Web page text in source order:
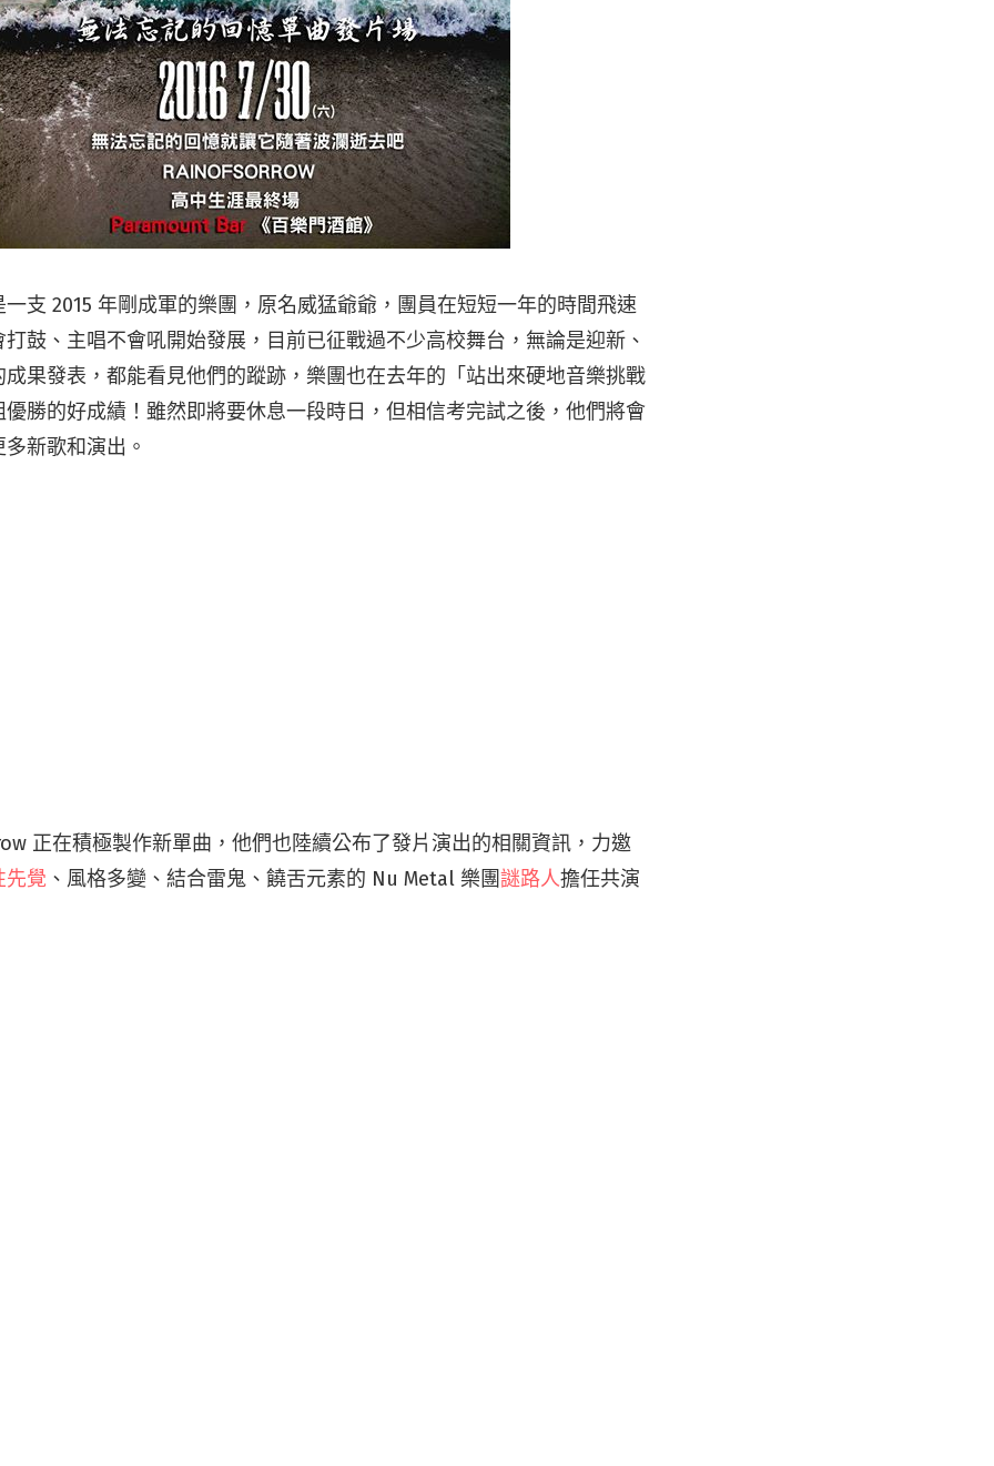
支 2015 年剛成軍的樂團，原名威猛爺爺，團員在短短一年的時間飛速
鼓、主唱不會吼開始發展，目前已征戰過不少高校舞台，無論是迎新、
果發表，都能看見他們的蹤跡，樂團也在去年的「站出來硬地音樂挑戰
勝的好成績！雖然即將要休息一段時日，但相信考完試之後，他們將會
新歌和演出。
正在積極製作新單曲，他們也陸續公布了發片演出的相關資訊，力邀
先覺 、風格多變、結合雷鬼、饒舌元素的 Nu Metal 樂團謎路人擔任共演